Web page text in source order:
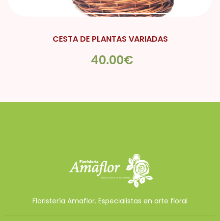
CESTA DE PLANTAS VARIADAS
40.00€
Floristería Amaflor. Especialistas en arte floral